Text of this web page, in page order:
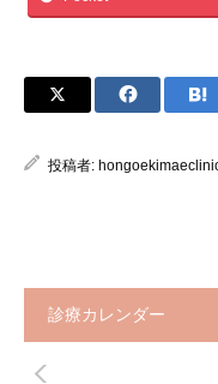
投稿者:
診療カレンダー